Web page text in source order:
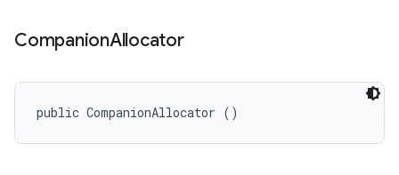
CompanionAllocator
public CompanionAllocator ()